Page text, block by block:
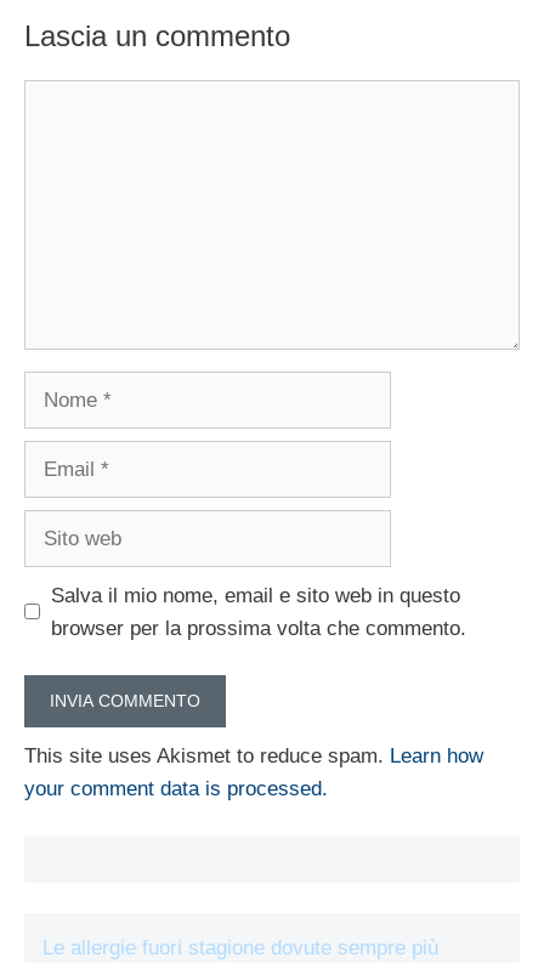
Lascia un commento
Salva il mio nome, email e sito web in questo
browser per la prossima volta che commento.
This site uses Akismet to reduce spam. Learn how
your comment data is processed.
Le allergie fuori stagione dovute sempre più